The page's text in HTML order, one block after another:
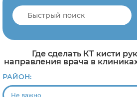
Где сделать КТ кисти
направления врача в
РАЙОН: